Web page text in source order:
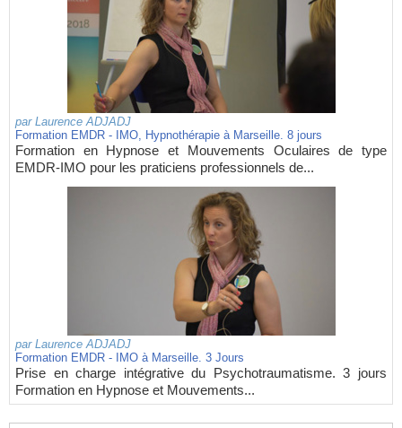
par Laurence ADJADJ
Formation EMDR - IMO, Hypnothérapie à Marseille. 8 jours
Formation en Hypnose et Mouvements Oculaires de type
EMDR-IMO pour les praticiens professionnels de...
par Laurence ADJADJ
Formation EMDR - IMO à Marseille. 3 Jours
Prise en charge intégrative du Psychotraumatisme. 3 jours
Formation en Hypnose et Mouvements...